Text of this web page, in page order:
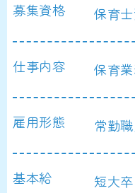
募集資格 保育
仕事内容 保育
雇用形態 常勤
基本給
短大